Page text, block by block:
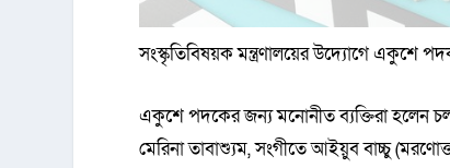
সংস্কৃতিবিষয়ক মন্ত্রণালয়ের উদ্যোগে একুশে
একুশে পদকের জন্য মনোনীত ব্যক্তিরা হলেন
মেরিনা তাবাশ্যুম, সংগীতে আইয়ুব বাচ্চু